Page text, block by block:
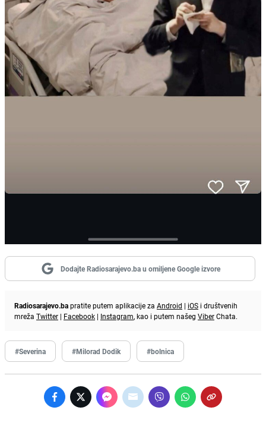
Dodajte Radiosarajevo.ba u omiljene Google izvore
Radiosarajevo.bapratite putem aplikacije za Android | iOS i društvenih
mreža Twitter | Facebook | Instagram, kao i putem našeg ViberChata.
#Severina #Milorad Dodik #bolnica